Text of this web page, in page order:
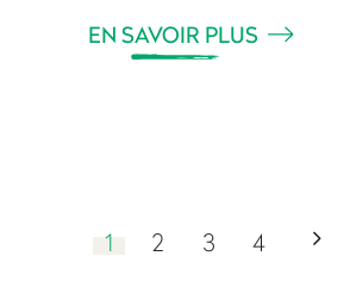
EN SAVOIR PLUS
1 2 3 4